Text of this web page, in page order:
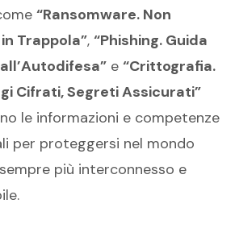
“Ransomware. Non
Trappola”, “Phishing. Guida
e “Crittografia.
Cifrati, Segreti Assicurati”
le informazioni e competenze
per proteggersi nel mondo
più interconnesso e